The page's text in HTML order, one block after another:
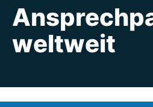
Unternehmen
Kontakt
weltweit